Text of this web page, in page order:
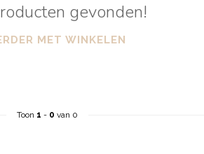
gevonden!
MET WINKELEN
Toon 1 - 0 van 0